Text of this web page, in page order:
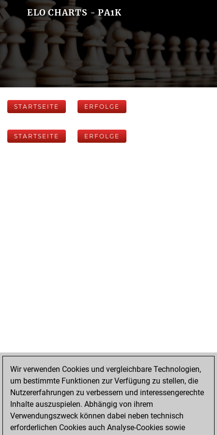
ELO CHARTS - PA1K
STARTSEITE ERFOLGE
STARTSEITE ERFOLGE
Wir verwenden Cookies und vergleichbare Technologien,
um bestimmte Funktionen zur Verfügung zu stellen, die
Nutzererfahrungen zu verbessern und interessengerechte
Inhalte auszuspielen. Abhängig von ihrem
Verwendungszweck können dabei neben technisch
erforderlichen Cookies auch Analyse-Cookies sowie